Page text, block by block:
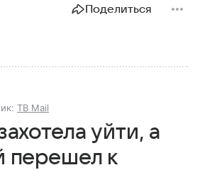
Поделиться
ТВ Mail
уйти, а
перешел к